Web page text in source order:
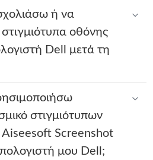
ή να
οθόνης
Dell μετά τη
στιγμιότυπων
Screenshot
μου Dell;